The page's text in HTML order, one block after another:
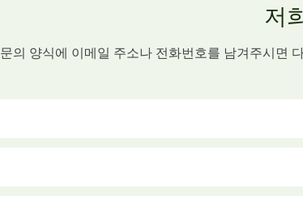
저
문의 양식에 이메일 주소나 전화번호를 남겨주시면